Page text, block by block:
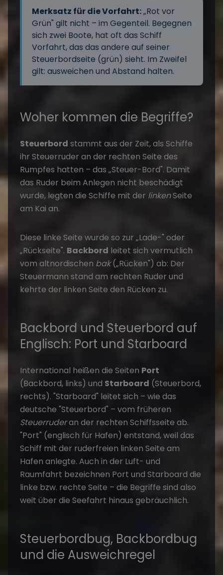
Merksatz für die Vorfahrt:„Rot vor
Grün" gilt nicht – im Gegenteil. Begegnen
sich zwei Boote, hat oft das Schiff
Vorfahrt, das das andere auf seiner
Steuerbordseite (grün) sieht. Im Zweifel
gilt: ausweichen und Abstand halten.
Woher kommen die Begriffe?
Steuerbord stammt aus der Zeit, als Schiffe
ihr Steuerruder an der rechten Seite des
Rumpfes hatten – das „Steuer-Bord". Damit
das Ruder beim Anlegen nicht beschädigt
wurde, legten die Schiffe mit der linkenSeite
am Kai an.
Diese linke Seite wurde so zur „Lade-" oder
„Rückseite". Backbord leitet sich vermutlich
vom altnordischen bak(„Rücken") ab: Der
Steuermann stand am rechten Ruder und
kehrte der linken Seite den Rücken zu.
Backbord und Steuerbord auf
Englisch: Port und Starboard
International heißen die Seiten Port
(Backbord, links) und Starboard (Steuerbord,
rechts). "Starboard" leitet sich – wie das
deutsche "Steuerbord" – vom früheren
Steuerruderan der rechten Schiffsseite ab.
"Port" (englisch für Hafen) entstand, weil das
Schiff mit der ruderfreien linken Seite am
Hafen anlegte. Auch in der Luft- und
Raumfahrt bezeichnen Port und Starboard die
linke bzw. rechte Seite – die Begriffe sind also
weit über die Seefahrt hinaus gebräuchlich.
Steuerbordbug, Backbordbug
und die Ausweichregel